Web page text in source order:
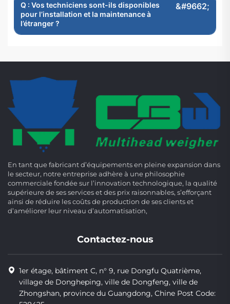
Q : Vos techniciens sont-ils disponibles
pour l’installation et la maintenance à
l’étranger ?
En tant que fabricant d’équipements en pleine expansion dans
le secteur, notre entreprise adhère à une philosophie
commerciale fondée sur l’innovation technologique, la qualité
supérieure de ses services et des prix raisonnables, s’efforçant
ainsi de réduire les coûts de production de ses clients et
d’améliorer leur niveau d’automatisation,
Contactez-nous
1er étage, bâtiment C, n° 9, rue Dongfu Quatrième,
village de Dongheping, ville de Dongfeng, ville de
Zhongshan, province du Guangdong, Chine Post Code: